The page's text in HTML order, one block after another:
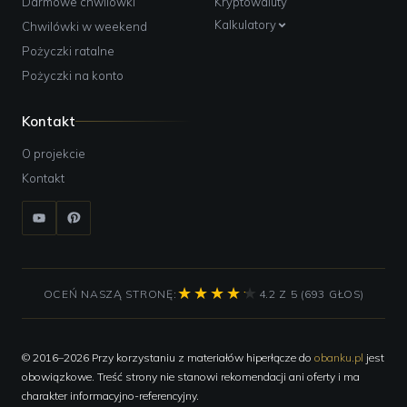
Bank Pekao SA, bankomat
Adres: Aleja Wojska Polskiego 1, Szczecin;
Godziny pracy:
Godziny pracy:24h Depozyty;
Bank Pekao SA, bankomat
Adres:
Godziny pracy:
Bank Pekao SA, bankomat
Adres:
Bank Pekao SA, bankomat
Adres:Aleja Piastów 24, Szczecin;
Adres:Lucjana Rydla 9, Szczecin;
Kontakt:+48914883628, fax +48914883573;
Chwilówki w weekend
Pożyczki ratalne
Pożyczki na konto
Kalkulatory
Kontakt
O projekcie
Kontakt
OCEŃ NASZĄ STRONĘ: 4.2 Z 5 (693 GŁOS)
© 2016–2026 Przy korzystaniu z materiałów hiperłącze do obanku.pl jest
obowiązkowe. Treść strony nie stanowi rekomendacji ani oferty i ma
charakter informacyjno-referencyjny.